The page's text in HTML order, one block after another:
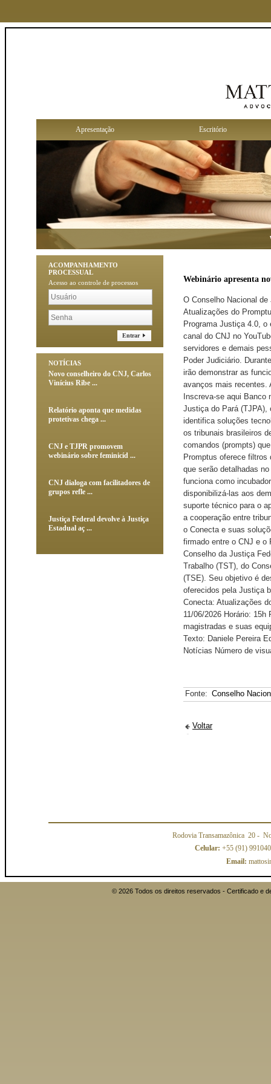
Apresentação Escritório
ACOMPANHAMENTO
PROCESSUAL
Acesso ao controle de processos
Entrar
NOTÍCIAS
Novo conselheiro do CNJ, Carlos
Vinícius Ribe ...
Relatório aponta que medidas
protetivas chega ...
CNJ e TJPR promovem
webinário sobre feminicíd ...
CNJ dialoga com facilitadores de
grupos refle ...
Justiça Federal devolve à Justiça
Estadual aç ...
Webinário apresenta
O Conselho Nacional
Atualizações do
Programa Justiça 4.0, o
canal do CNJ no
servidores e demais
Poder Judiciário.
irão demonstrar as
avanços mais recentes.
Inscreva-se aqui Banco
Justiça do Pará (TJPA),
identifica soluções
os tribunais brasileiros
comandos (prompts)
Promptus oferece
que serão detalhadas
funciona como
disponibilizá-las aos
suporte técnico para o
a cooperação entre
o Conecta e suas
firmado entre o CNJ e o
Conselho da Justiça
Trabalho (TST), do
(TSE). Seu objetivo é
oferecidos pela Justiça
Conecta: Atualizações
11/06/2026 Horário:
magistradas e suas
Texto: Daniele Pereira
Notícias Número de
Fonte: Conselho
Voltar
Rodovia Transamazônica 20 -
Celular: +55 (91)
Email:
© 2026 Todos os direitos reservados - Certificado e